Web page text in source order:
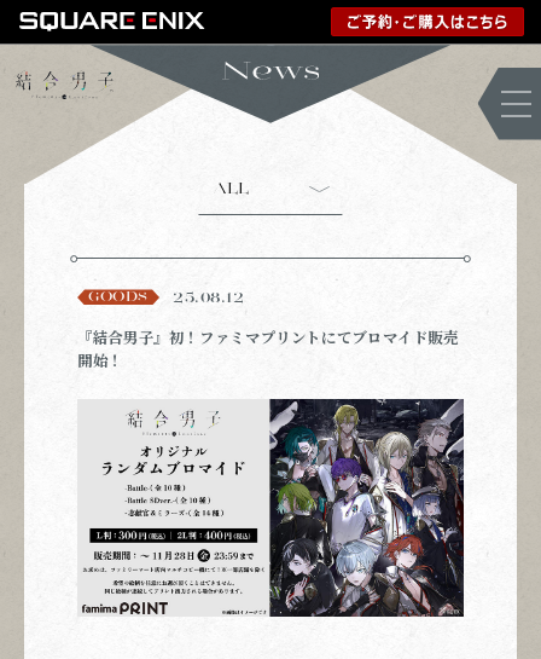
ALL
GOODS 25.08.12
『結合男子』初！ファミマプリントにてブロマイド販売
開始！